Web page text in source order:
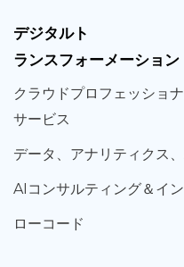
デジタルト
ランスフォーメーション
クラウドプロフェッショ
サービス
データ、 アナリティクス、
AIコンサルティング＆ イ
ローコード